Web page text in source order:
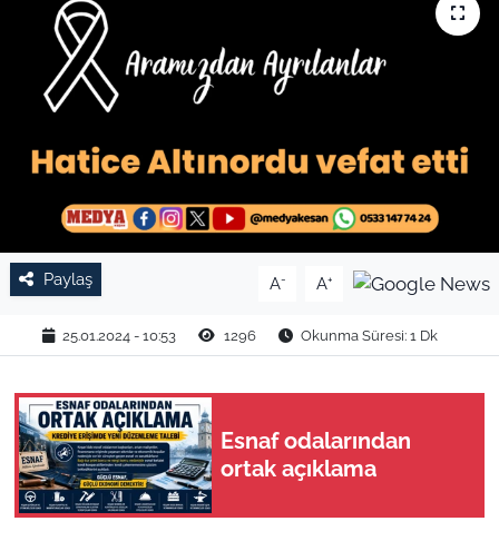
Paylaş A- A+
25.01.2024 - 10:53 1296 Okunma Süresi: 1 Dk
Esnaf odalarından
ortak açıklama
SAĞLIK
EĞİTİM
RESMİ İLAN
SPOR
YAŞAM
EDİRNE
TEKİRDAĞ
KIRKLARELİ